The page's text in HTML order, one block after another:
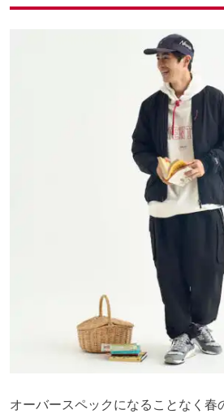
オーバースペックになることなく春